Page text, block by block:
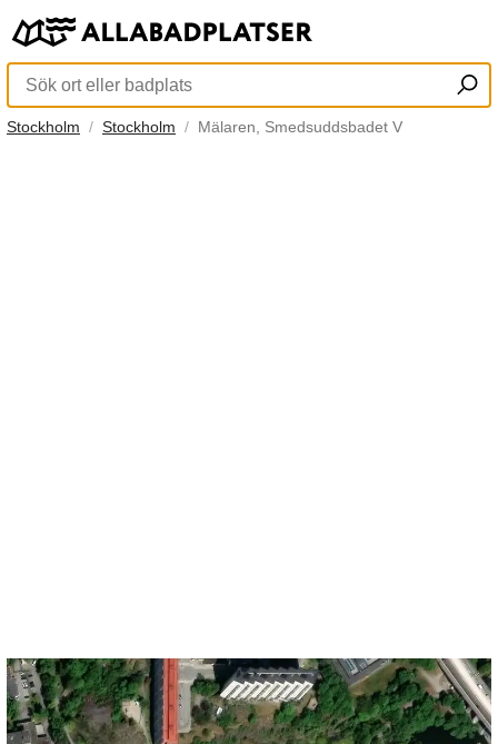
Stockholm Stockholm Mälaren, Smedsuddsbadet V